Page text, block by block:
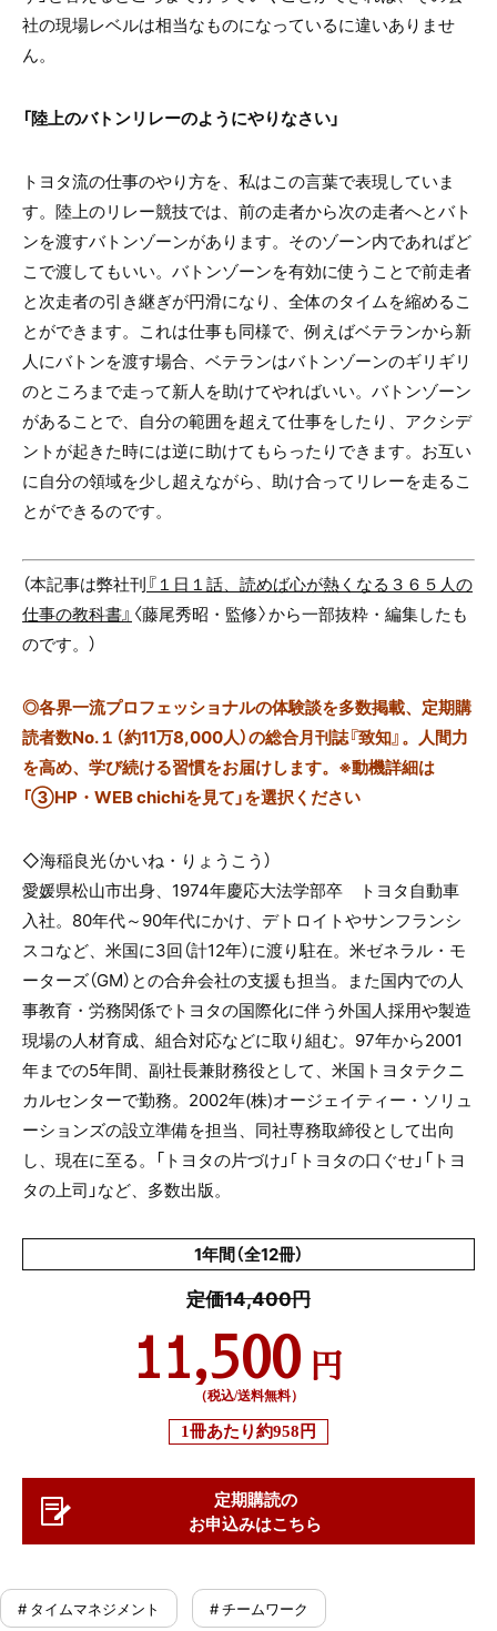
社の現場レベルは相当なものになっているに違いありませ
ん。
「陸上のバトンリレーのようにやりなさい」
トヨタ流の仕事のやり方を、私はこの言葉で表現していま
す。陸上のリレー競技では、前の走者から次の走者へとバト
ンを渡すバトンゾーンがあります。そのゾーン内であればど
こで渡してもいい。バトンゾーンを有効に使うことで前走者
と次走者の引き継ぎが円滑になり、全体のタイムを縮めるこ
とができます。これは仕事も同様で、例えばベテランから新
人にバトンを渡す場合、ベテランはバトンゾーンのギリギリ
のところまで走って新人を助けてやればいい。バトンゾーン
があることで、自分の範囲を超えて仕事をしたり、アクシデ
ントが起きた時には逆に助けてもらったりできます。お互い
に自分の領域を少し超えながら、助け合ってリレーを走るこ
とができるのです。
（本記事は弊社刊『１日１話、読めば心が熱くなる３６５人の
仕事の教科書』 〈藤尾秀昭・監修〉から一部抜粋・編集したも
のです。）
◎各界一流プロフェッショナルの体験談を多数掲載、定期購
読者数No.１（約11万8,000人）の総合月刊誌『致知』。人間力
を高め、学び続ける習慣をお届けします。※動機詳細は
「③HP・WEB chichiを見て」を選択ください
◇海稲良光（かいね・りょうこう）
愛媛県松山市出身、1974年慶応大法学部卒 トヨタ自動車
入社。 80年代～90年代にかけ、デトロイトやサンフランシ
スコなど、米国に3回（計12年）に渡り駐在。米ゼネラル・モ
ーターズ（GM）との合弁会社の支援も担当。また国内での人
事教育・労務関係でトヨタの国際化に伴う外国人採用や製造
現場の人材育成、組合対応などに取り組む。97年から2001
年までの5年間、副社長兼財務役として、米国トヨタテクニ
カルセンターで勤務。2002年(株)オージェイティー・ソリュ
ーションズの設立準備を担当、同社専務取締役として出向
し、現在に至る。「トヨタの片づけ」｢トヨタの口ぐせ」「トヨ
タの上司」など、多数出版。
1年間（全12冊）
定価14,400円
11,500 円
（税込/送料無料）
1冊あたり約958円
定期購読の
お申込みはこちら
# タイムマネジメント # チームワーク